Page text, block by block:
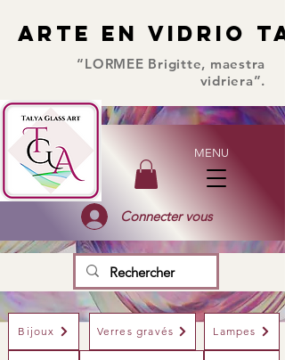
ARTE EN VIDRIO
ARTE EN VIDRIO
“LORMEE Brigitte, maestra
vidriera”.
MENU
Connecter vous
Bijoux Verres gravés Lampes